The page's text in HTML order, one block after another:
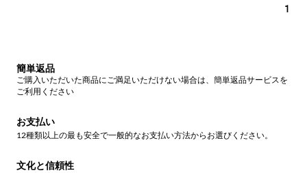
1
簡単返品
ご購入いただいた商品にご満足いただけない場合は、簡単返品サービスを
ご利用ください
お支払い
12種類以上の最も安全で一般的なお支払い方法からお選びください。
文化と信頼性